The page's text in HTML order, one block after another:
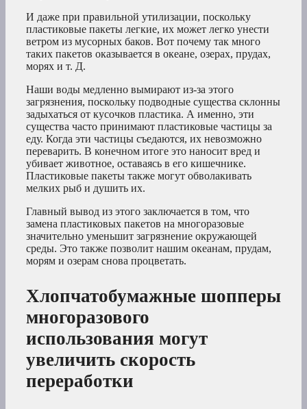
И даже при правильной утилизации, поскольку
пластиковые пакеты легкие, их может легко унести
ветром из мусорных баков. Вот почему так много
таких пакетов оказывается в океане, озерах, прудах,
морях и т. Д.
Наши воды медленно вымирают из-за этого
загрязнения, поскольку подводные существа склонны
задыхаться от кусочков пластика. А именно, эти
существа часто принимают пластиковые частицы за
еду. Когда эти частицы съедаются, их невозможно
переварить. В конечном итоге это наносит вред и
убивает животное, оставаясь в его кишечнике.
Пластиковые пакеты также могут обволакивать
мелких рыб и душить их.
Главный вывод из этого заключается в том, что
замена пластиковых пакетов на многоразовые
значительно уменьшит загрязнение окружающей
среды. Это также позволит нашим океанам, прудам,
морям и озерам снова процветать.
Хлопчатобумажные шопперы
многоразового
использования могут
увеличить скорость
переработки